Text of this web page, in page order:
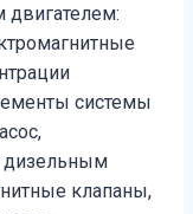
двигателем:
системы
дизельным
кла­паны,